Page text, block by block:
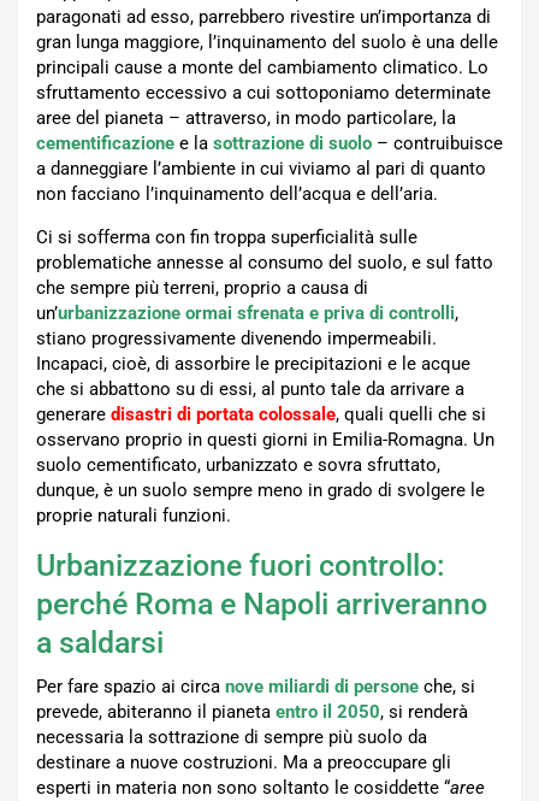
paragonati ad esso, parrebbero rivestire un’importanza di
gran lunga maggiore, l’inquinamento del suolo è una delle
principali cause a monte del cambiamento climatico. Lo
sfruttamento eccessivo a cui sottoponiamo determinate
aree del pianeta – attraverso, in modo particolare, la
cementificazione e la sottrazione di suolo – contruibuisce
a danneggiare l’ambiente in cui viviamo al pari di quanto
non facciano l’inquinamento dell’acqua e dell’aria.
Ci si sofferma con fin troppa superficialità sulle
problematiche annesse al consumo del suolo, e sul fatto
che sempre più terreni, proprio a causa di
un’urbanizzazione ormai sfrenata e priva di controlli,
stiano progressivamente divenendo impermeabili.
Incapaci, cioè, di assorbire le precipitazioni e le acque
che si abbattono su di essi, al punto tale da arrivare a
generare disastri di portata colossale, quali quelli che si
osservano proprio in questi giorni in Emilia-Romagna. Un
suolo cementificato, urbanizzato e sovra sfruttato,
dunque, è un suolo sempre meno in grado di svolgere le
proprie naturali funzioni.
Urbanizzazione fuori controllo:
perché Roma e Napoli arriveranno
a saldarsi
Per fare spazio ai circa nove miliardi di persone che, si
prevede, abiteranno il pianeta entro il 2050, si renderà
necessaria la sottrazione di sempre più suolo da
destinare a nuove costruzioni. Ma a preoccupare gli
esperti in materia non sono soltanto le cosiddette “aree